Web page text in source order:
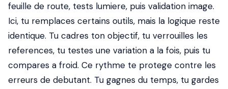
feuille de route, tests lumiere, puis validation image.
Ici, tu remplaces certains outils, mais la logique reste
identique. Tu cadres ton objectif, tu verrouilles les
references, tu testes une variation a la fois, puis tu
compares a froid. Ce rythme te protege contre les
erreurs de debutant. Tu gagnes du temps, tu gardes